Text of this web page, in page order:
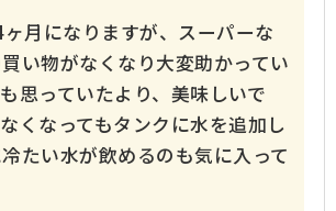
こだわりの暮らし
月になりますが、スーパーな
い物がなくなり大変助かってい
思っていたより、美味しいで
くなってもタンクに水を追加し
たい水が飲めるのも気に入って